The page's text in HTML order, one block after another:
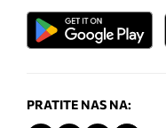
PRATITE NAS NA: